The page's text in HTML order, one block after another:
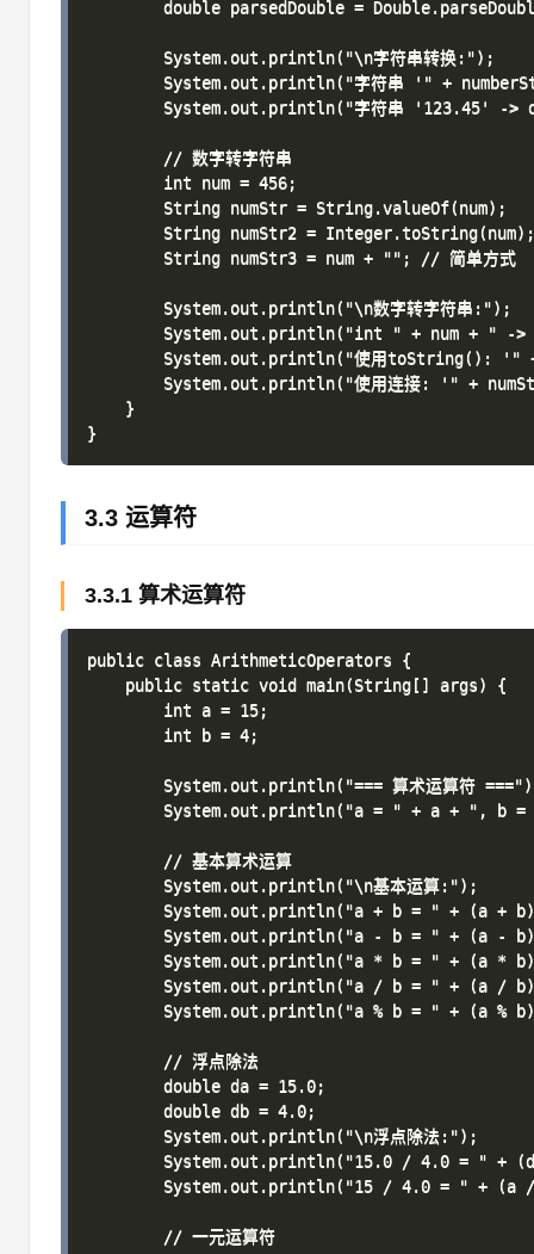
double parsedDouble =
        System.out.println("\n字符串转换:");
System.out.println("字符串 '" +
System.out.println("字符串 '123.45' ->
        // 数字转字符串
        int num = 456;
        String numStr = String.valueOf(num);
        String numStr2 = Integer.toString(num);
        String numStr3 = num + ""; // 简单方式
        System.out.println("\n数字转字符串:");
System.out.println("int " + num + " -
System.out.println("使用toString(): '"
System.out.println("使用连接: '" +
    }
3.3 运算符
3.3.1 算术运算符
public class ArithmeticOperators {
    public static void main(String[] args) {
        int a = 15;
        int b = 4;
System.out.println("=== 算术运算符
System.out.println("a = " + a + ", b =
        // 基本算术运算
        System.out.println("\n基本运算:");
System.out.println("a + b = " + (a +
System.out.println("a - b = " + (a -
System.out.println("a * b = " + (a *
System.out.println("a / b = " + (a /
System.out.println("a % b = " + (a %
        // 浮点除法
        double da = 15.0;
        double db = 4.0;
        System.out.println("\n浮点除法:");
System.out.println("15.0 / 4.0 = " +
System.out.println("15 / 4.0 = " + (a /
        // 一元运算符